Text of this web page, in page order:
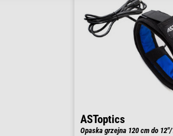
ASToptics
Opaska grzejna 120 cm do 12"/